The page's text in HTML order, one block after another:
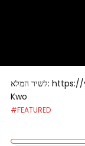
לשיר המלא: https://youtu.be/OUqSLHt0Zjk?si=jPilSb-SCQpF-
Kwo
#FEATURED